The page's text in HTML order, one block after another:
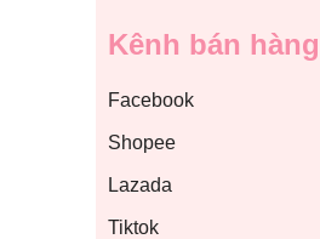
Kênh bán hàng
Facebook
Shopee
Lazada
Tiktok